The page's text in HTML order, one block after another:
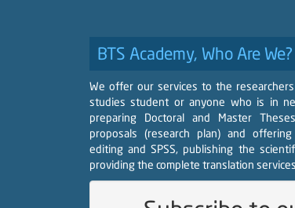
BTS Academy, Who Are We?
We offer our services to the
studies student or anyone who is in
preparing Doctoral and Master
proposals (research plan) and
editing and SPSS, publishing the
providing the complete translation